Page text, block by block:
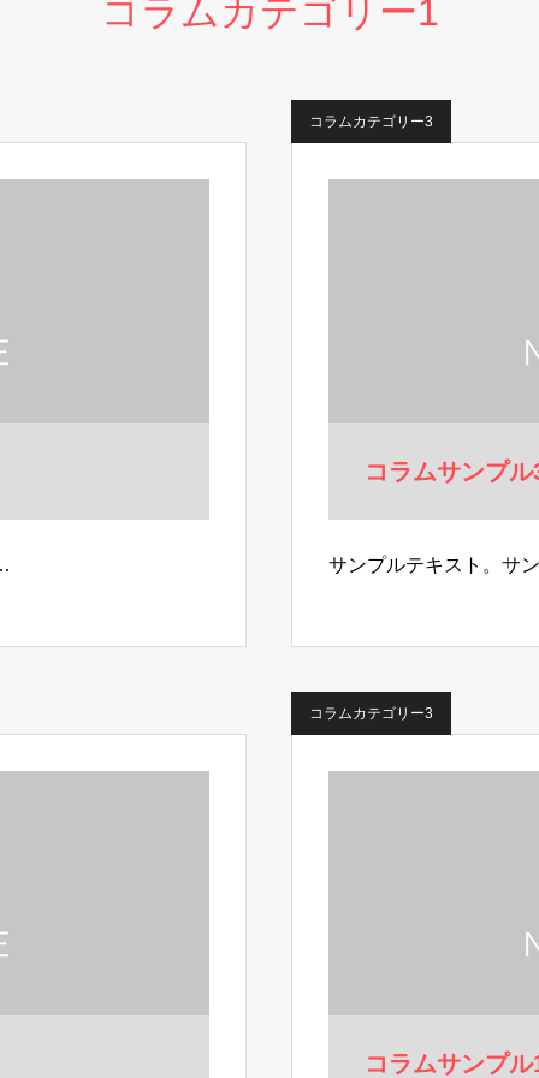
コラムカテゴリー1
コラムカテゴリー3
コラムサンプル
サンプルテキスト。サ
コラムカテゴリー3
コラムサンプル